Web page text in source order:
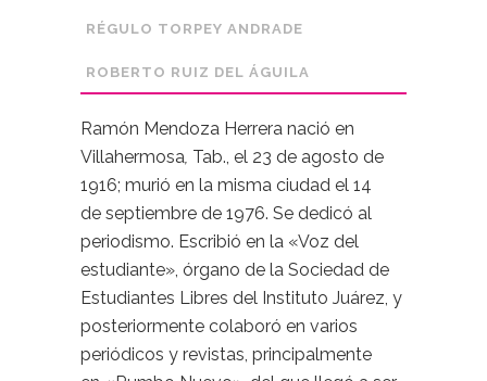
RÉGULO TORPEY ANDRADE
ROBERTO RUIZ DEL ÁGUILA
Ramón Mendoza Herrera nació en
Villahermosa, Tab., el 23 de agosto de
1916; murió en la misma ciudad el 14
de septiembre de 1976. Se dedicó al
periodismo. Escribió en la «Voz del
estudiante», órgano de la Sociedad de
Estudiantes Libres del Instituto Juárez, y
posteriormente colaboró en varios
periódicos y revistas, principalmente